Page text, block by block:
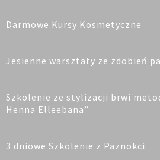
Darmowe Kursy Kosmetyczne
Jesienne warsztaty ze zdobień
Szkolenie ze stylizacji brwi
Henna Elleebana”
3 dniowe Szkolenie z Paznokci.